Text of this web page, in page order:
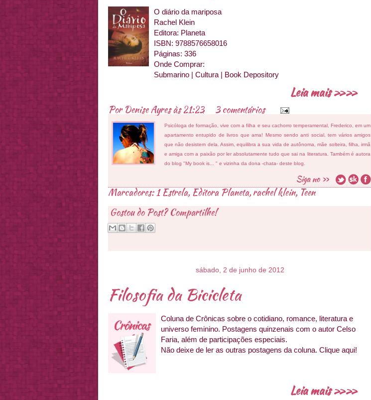
O diário da mariposa
Rachel Klein
Editora: Planeta
ISBN: 9788576658016
Páginas: 336
Onde Comprar:
Submarino | Cultura | Book Depository
Leia mais »»
PorDenise Ayresàs21:23 3 comentários
Psicóloga de formação, vive com a filha e seu cachorro temperamental, Frederico, em um
apartamento entupido de livros que ama! Mesmo sendo anti social, tem vários amigos
que não desistem dela. Assim, equilibra a sua vida de autônoma, mãe solteira, filha, irmã
e amiga com a paixão por ler absolutamente tudo que sai na literatura. Também é autora
do blog "My book is... " e vizinha da dona -chata- deste blog.
Marcadores:1 Estrela,Editora Planeta,rachel klein, Teen
Gostou do Post? Compartilhe!
sábado, 2 de junho de 2012
Filosofia da Bicicleta
Coluna de Crônicas sobre o cotidiano, romance, literatura e
universo feminino. Postagens quinzenais com o autor Celso
Faria, além de participações especiais.
Não deixe de ler as outras postagens da coluna. Clique aqui!
Leia mais »»